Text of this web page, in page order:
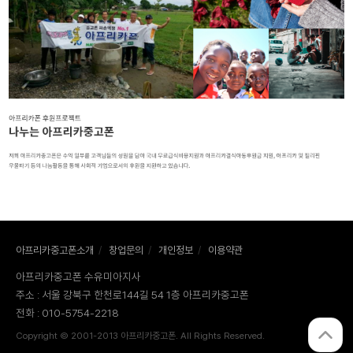
아프리카중고폰소개 / 창업문의 / 개인정보 / 이용약관
아프리카중고폰 수유미아지사
주소 : 서울 강북구 한천로144길 54 1층 아프리카중고폰
전화 : 010-5754-2218
Copyright © 2001-2013 아프리카중고폰. All Rights Reserved.